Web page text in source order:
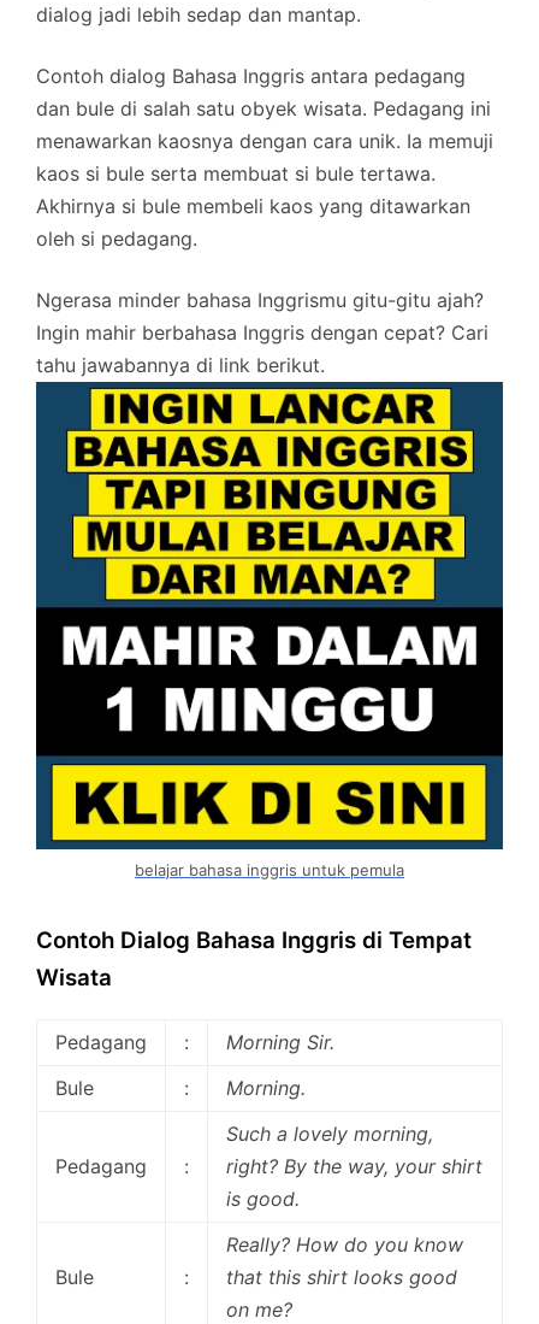
dialog jadi lebih sedap dan mantap.
Contoh dialog Bahasa Inggris antara pedagang
dan bule di salah satu obyek wisata. Pedagang ini
menawarkan kaosnya dengan cara unik. Ia memuji
kaos si bule serta membuat si bule tertawa.
Akhirnya si bule membeli kaos yang ditawarkan
oleh si pedagang.
Ngerasa minder bahasa Inggrismu gitu-gitu ajah?
Ingin mahir berbahasa Inggris dengan cepat? Cari
tahu jawabannya di link berikut.
belajar bahasa inggris untuk pemula
Contoh Dialog Bahasa Inggris di Tempat
Wisata
Pedagang :
Morning Sir.
Bule
: Morning.
Pedagang :
Such a lovely morning,
right? By the way, your shirt
is good.
Bule :
Really? How do you know
that this shirt looks good
on me?